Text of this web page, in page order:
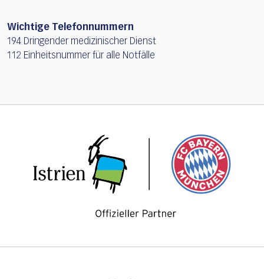
Wichtige Telefonnummern
194 Dringender medizinischer Dienst
112 Einheitsnummer für alle Notfälle